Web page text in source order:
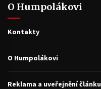
O Humpolákovi
Kontakty
O Humpolákovi
Reklama a uveřejnění článku